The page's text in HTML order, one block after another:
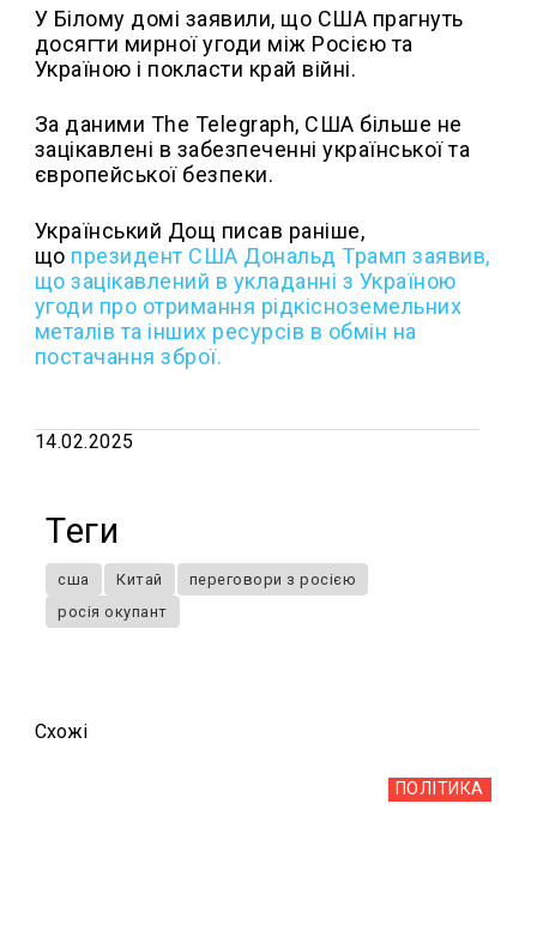
У Білому домі заявили, що США прагнуть
досягти мирної угоди між Росією та
Україною і покласти край війні.
За даними The Telegraph, США більше не
зацікавлені ​​в забезпеченні української та
європейської безпеки.
Український Дощ писав раніше,
що президент США Дональд Трамп заявив,
що зацікавлений в укладанні з Україною
угоди про отримання рідкісноземельних
металів та інших ресурсів в обмін на
постачання зброї.
14.02.2025
Теги
сша Китай
переговори з росією
росія окупант
Схожi
ПОЛІТИКА